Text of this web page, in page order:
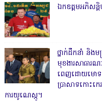
ឯកឧត្តមអភិស
ថ្នាក់ដឹកនាំ និងម
មុខងារសាធារណ
ពេញដោយមោទក
ប្រាសាទកោះក
ការយូណេស្កូ។